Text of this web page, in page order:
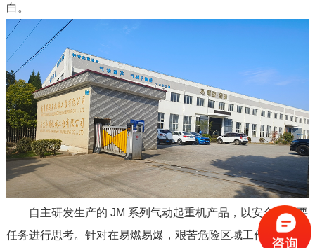
白。
自主研发生产的 JM 系列气动起重机产品，以安全为首要
任务进行思考。针对在易燃易爆，艰苦危险区域工作的人员